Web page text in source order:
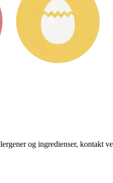
og ingredienser, kontakt